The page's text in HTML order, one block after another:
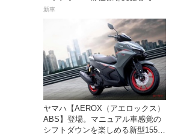
23日発売。価格68万5300円
新車
ヤマハ【AEROX（アエロックス）
ABS】登場。マニュアル車感覚の
シフトダウンを楽しめる新型155cc